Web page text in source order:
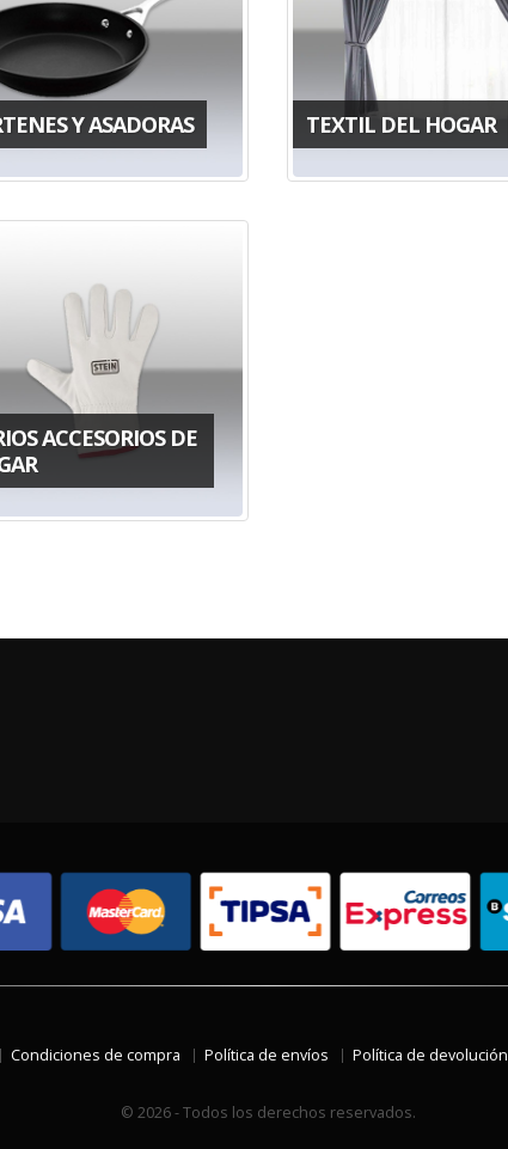
Y ASADORAS TEXTIL DEL HOGAR
ACCESORIOS DE
Condiciones de compra Política de envíos Política de devolución
© 2026 - Todos los derechos reservados.